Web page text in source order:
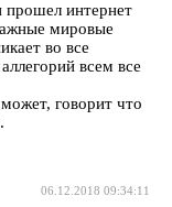
прошел интернет
мировые
во все
всем все
говорит что
06.12.2018 09:34:11